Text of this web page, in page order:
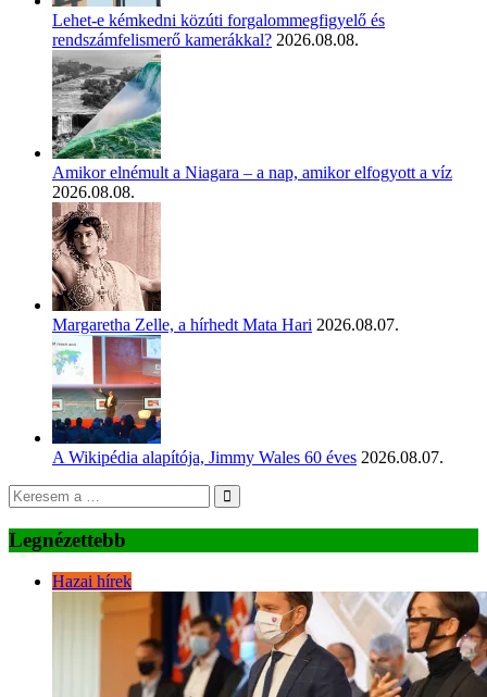
Lehet-e kémkedni közúti forgalommegfigyelő és
rendszámfelismerő kamerákkal? 2026.08.08.
Amikor elnémult a Niagara – a nap, amikor elfogyott a víz
2026.08.08.
Margaretha Zelle, a hírhedt Mata Hari 2026.08.07.
A Wikipédia alapítója, Jimmy Wales 60 éves 2026.08.07.
Legnézettebb
Hazai hírek